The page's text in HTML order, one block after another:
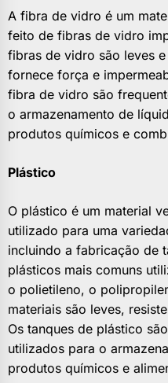
A fibra de vidro é um
feito de fibras de vidro
fibras de vidro são leves
fornece força e
fibra de vidro são
o armazenamento de
produtos químicos e
Plástico
O plástico é um material
utilizado para uma
incluindo a fabricação de
plásticos mais comuns
o polietileno, o
materiais são leves,
Os tanques de plástico
utilizados para o
produtos químicos e